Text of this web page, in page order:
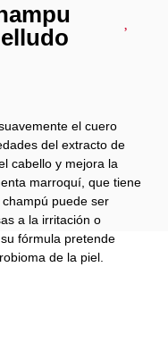
el cuero
del extracto de
cabello y mejora la
marroquí, que tiene
puede ser
a la irritación o
fórmula pretende
de la piel.